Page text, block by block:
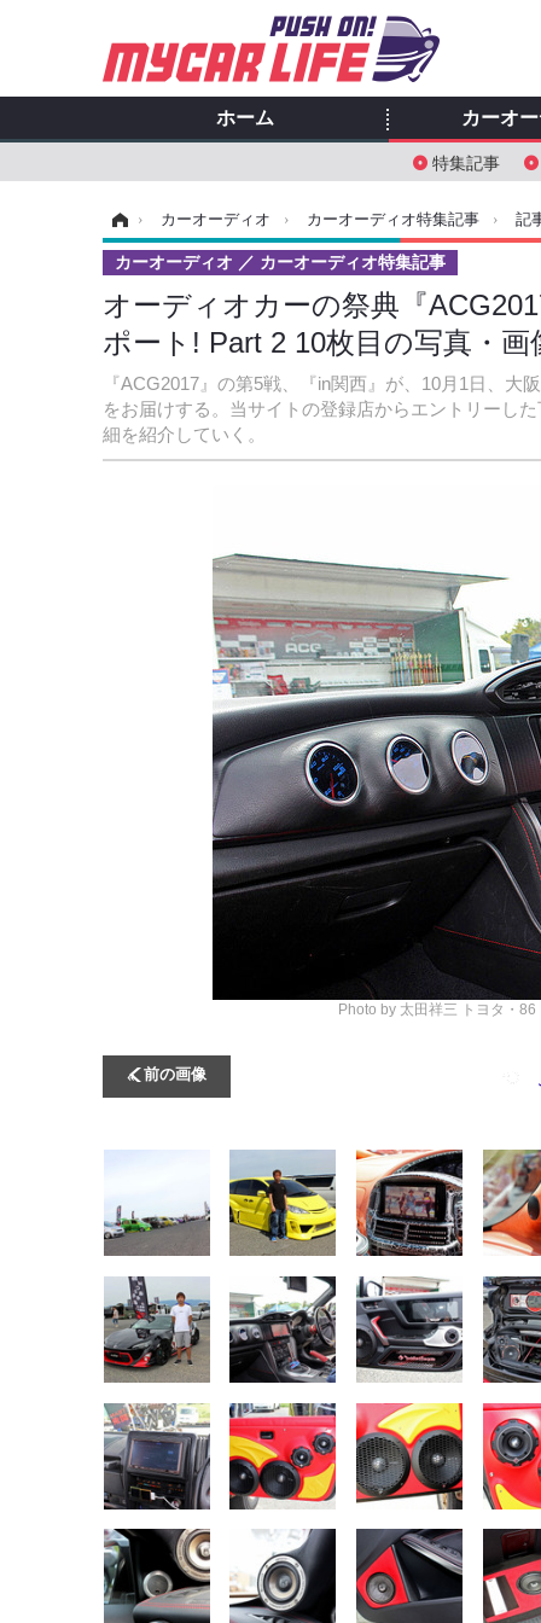
ホーム カーオ
特集記事
› カーオーディオ › カーオーディオ特集記事 › 記
オーディオカーの祭典『
ポート! Part 2 10枚目の写真・画
『ACG2017』の第5戦、『in関西』が、10月1日、
をお届けする。当サイトの登録店からエントリーし
細を紹介していく。
カーオーディオ カーオーディオ特集記事
Photo by 太田祥三 トヨタ・
前の画像